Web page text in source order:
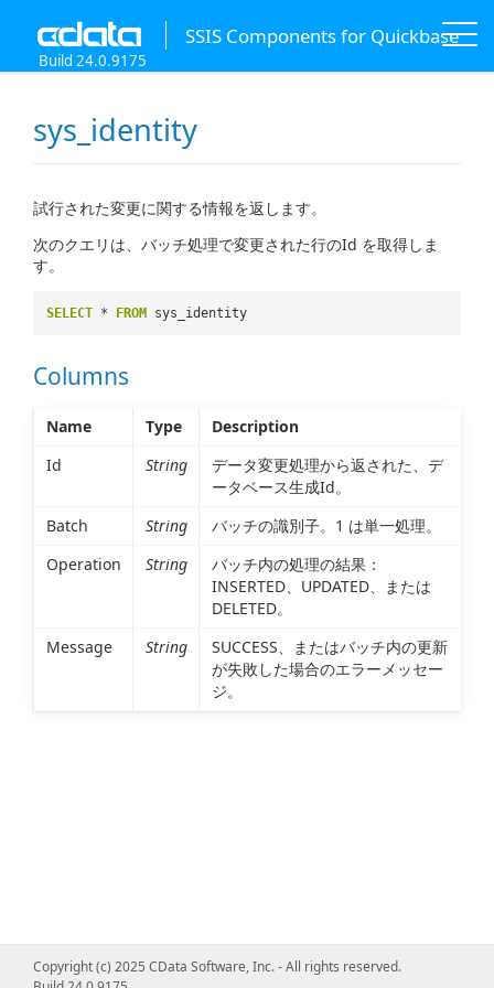
SSIS Components for Quickbase
Build 24.0.9175
sys_identity
試行された変更に関する情報を返します。
次のクエリは、バッチ処理で変更された行のId を取得しま
す。
SELECT * FROM sys_identity
Columns
Name Type
Description
Id
String
データ変更処理から返された、デ
ータベース生成Id。
Batch
String
バッチの識別子。1 は単一処理。
Operation
String
バッチ内の処理の結果：
INSERTED、UPDATED、または
DELETED。
Message
String
SUCCESS、またはバッチ内の更新
が失敗した場合のエラーメッセー
ジ。
Copyright (c) 2025 CData Software, Inc. - All rights reserved.